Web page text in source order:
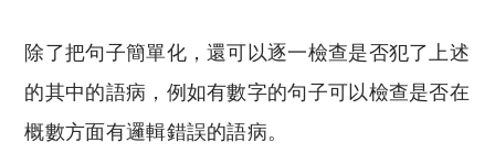
除了把句子簡單化，還可以逐一檢查是否犯了上述
的其中的語病，例如有數字的句子可以檢查是否在
概數方面有邏輯錯誤的語病。